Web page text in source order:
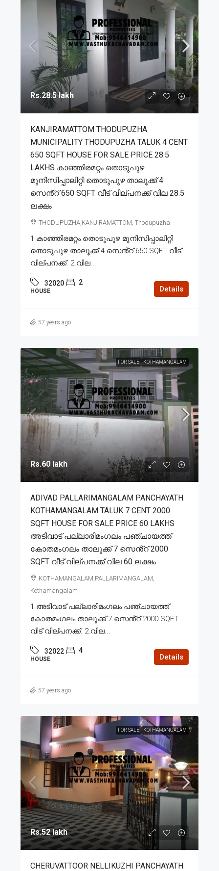
Rs.28.5 lakh
KANJIRAMATTOM THODUPUZHA
MUNICIPALITY THODUPUZHA TALUK 4 CENT
650 SQFT HOUSE FOR SALE PRICE 28.5
LAKHS കാഞ്ഞിരമറ്റം തൊടുപുഴ
മുനിസിപ്പാലിറ്റി തൊടുപുഴ താലൂക്ക് 4
സെൻ്റ് 650 SQFT വീട് വില്പനക്ക് വില 28.5
ലക്ഷം
THODUPUZHA,KANJIRAMATTOM, Thodupuzha
1.കാഞ്ഞിരമറ്റം തൊടുപുഴ മുനിസിപ്പാലിറ്റി
തൊടുപുഴ താലൂക്ക് 4 സെൻ്റ് 650 SQFT വീട്
വില്പനക്ക്. 2.വില...
32020 2
HOUSE Details
57 years ago
FOR SALE KOTHAMANGALAM
Rs.60 lakh
ADIVAD PALLARIMANGALAM PANCHAYATH
KOTHAMANGALAM TALUK 7 CENT 2000
SQFT HOUSE FOR SALE PRICE 60 LAKHS
അടിവാട് പല്ലാരിമംഗലം പഞ്ചായത്ത്
കോതമംഗലം താലൂക്ക് 7 സെൻ്റ് 2000
SQFT വീട് വില്പനക്ക് വില 60 ലക്ഷം
KOTHAMANGALAM,PALLARIMANGALAM,
Kothamangalam
1.അടിവാട് പല്ലാരിമംഗലം പഞ്ചായത്ത്
കോതമംഗലം താലൂക്ക് 7 സെൻ്റ് 2000 SQFT
വീട് വില്പനക്ക്. 2.വില...
32022 4
HOUSE Details
57 years ago
FOR SALE KOTHAMANGALAM
Rs.52 lakh
CHERUVATTOOR NELLIKUZHI PANCHAYATH